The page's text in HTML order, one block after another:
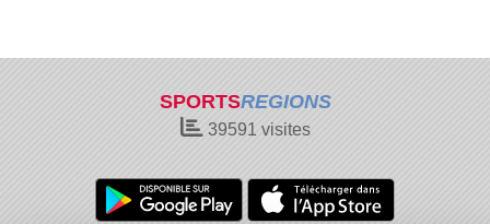
SPORTSREGIONS
39591 visites